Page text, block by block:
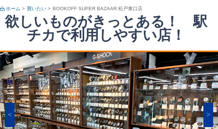
ホーム > 買いたい > BOOKOFF SUPER BAZAAR 松戸東口店
欲しいものがきっとある！ 駅
チカで利用しやすい店！